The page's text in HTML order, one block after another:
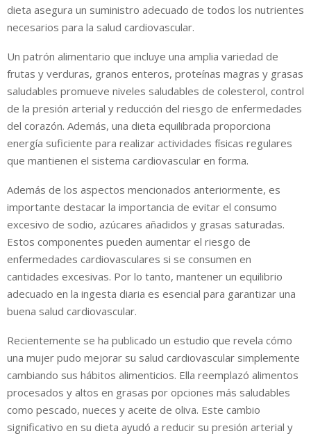
dieta asegura un suministro adecuado de todos los nutrientes
necesarios para la salud cardiovascular.
Un patrón alimentario que incluye una amplia variedad de
frutas y verduras, granos enteros, proteínas magras y grasas
saludables promueve niveles saludables de colesterol, control
de la presión arterial y reducción del riesgo de enfermedades
del corazón. Además, una dieta equilibrada proporciona
energía suficiente para realizar actividades físicas regulares
que mantienen el sistema cardiovascular en forma.
Además de los aspectos mencionados anteriormente, es
importante destacar la importancia de evitar el consumo
excesivo de sodio, azúcares añadidos y grasas saturadas.
Estos componentes pueden aumentar el riesgo de
enfermedades cardiovasculares si se consumen en
cantidades excesivas. Por lo tanto, mantener un equilibrio
adecuado en la ingesta diaria es esencial para garantizar una
buena salud cardiovascular.
Recientemente se ha publicado un estudio que revela cómo
una mujer pudo mejorar su salud cardiovascular simplemente
cambiando sus hábitos alimenticios. Ella reemplazó alimentos
procesados ​​y altos en grasas por opciones más saludables
como pescado, nueces y aceite de oliva. Este cambio
significativo en su dieta ayudó a reducir su presión arterial y